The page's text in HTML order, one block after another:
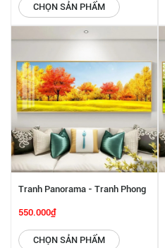
CHỌN SẢN PHẨM
Tranh Panorama - Tranh Phong
Cảnh SGP 6142272
550.000₫
CHỌN SẢN PHẨM